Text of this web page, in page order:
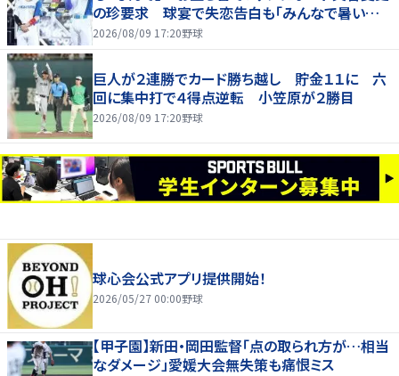
の珍要求 球宴で失恋告白も「みんなで暑い夏
にしましょう！」
2026/08/09 17:20野球
巨人が２連勝でカード勝ち越し 貯金１１に 六
回に集中打で４得点逆転 小笠原が２勝目
2026/08/09 17:20野球
球心会公式アプリ提供開始！
2026/05/27 00:00野球
【甲子園】新田・岡田監督「点の取られ方が…相当
なダメージ」愛媛大会無失策も痛恨ミス